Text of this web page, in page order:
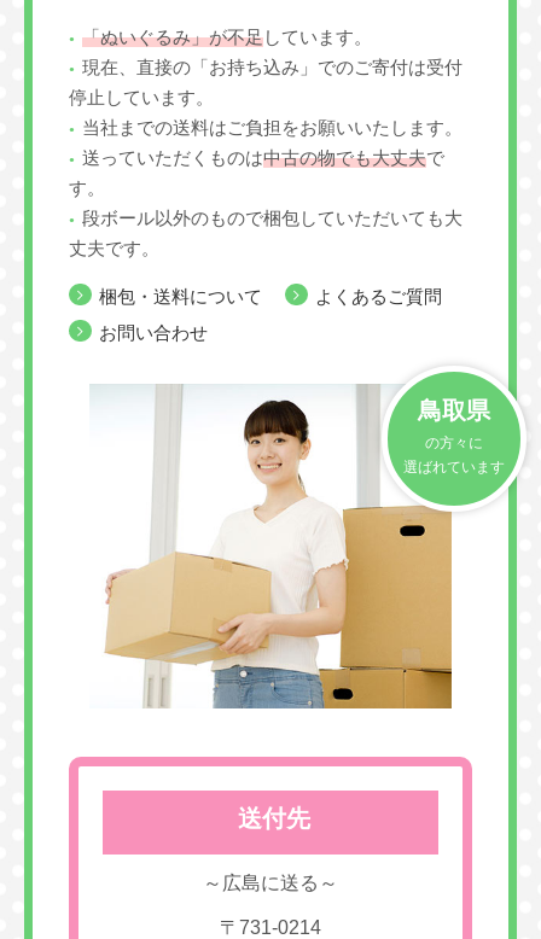
「ぬいぐるみ」が不足しています。
現在、直接の「お持ち込み」でのご寄付は受付
停止しています。
当社までの送料はご負担をお願いいたします。
送っていただくものは中古の物でも大丈夫で
す。
段ボール以外のもので梱包していただいても大
丈夫です。
梱包・送料について
よくあるご質問
お問い合わせ
鳥取県
の方々に
選ばれています
送付先
～広島に送る～
〒731-0214